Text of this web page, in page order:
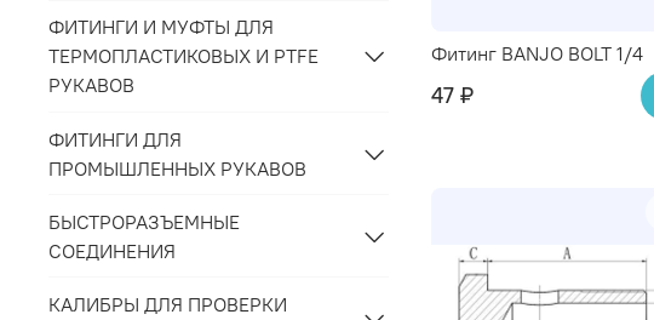
Фитинг BANJO BOLT 1/4
47 ₽
ФИТИНГИ И МУФТЫ ДЛЯ
ТЕРМОПЛАСТИКОВЫХ И PTFE
РУКАВОВ
ФИТИНГИ ДЛЯ
ПРОМЫШЛЕННЫХ РУКАВОВ
БЫСТРОРАЗЪЕМНЫЕ
СОЕДИНЕНИЯ
КАЛИБРЫ ДЛЯ ПРОВЕРКИ